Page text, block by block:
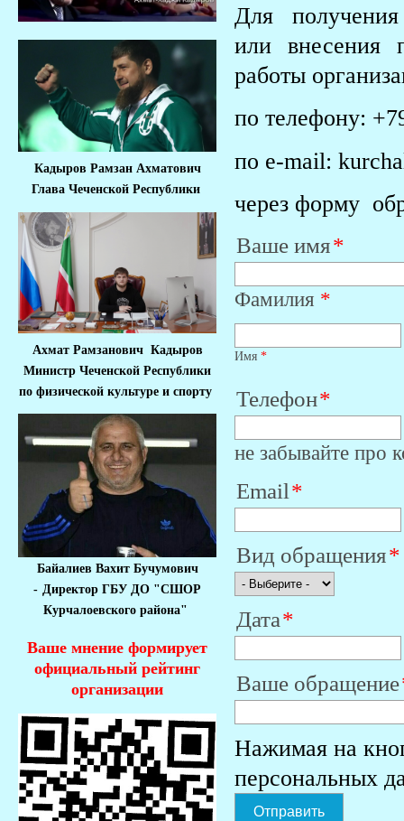
Кадыров Рамзан Ахматович
Глава Чеченской Республики
Ахмат Рамзанович Кадыров
Министр Чеченской Республики
по физической культуре и спорту
Байалиев Вахит Бучумович
- Директор ГБУ ДО "СШОР
Курчалоевского района"
Ваше мнение формирует
официальный рейтинг
организации
Для получения
или внесения
работы
по телефону:
по e-mail:
через форму
Ваше имя
Фамилия *
Имя *
Телефон
не забывайте про
Email
Вид обращения
Дата
Ваше обращение
Нажимая на
персональных
Отправить